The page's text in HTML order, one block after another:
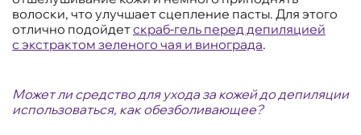
волоски, что улучшает сцепление пасты. Для этого
отлично подойдетскраб-гель перед депиляцией
с экстрактом зеленого чая и винограда.
Может ли средство для ухода за кожей до депиляции
использоваться, как обезболивающее?